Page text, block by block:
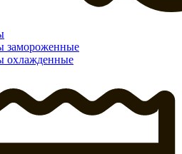
замороженные
охлажденные